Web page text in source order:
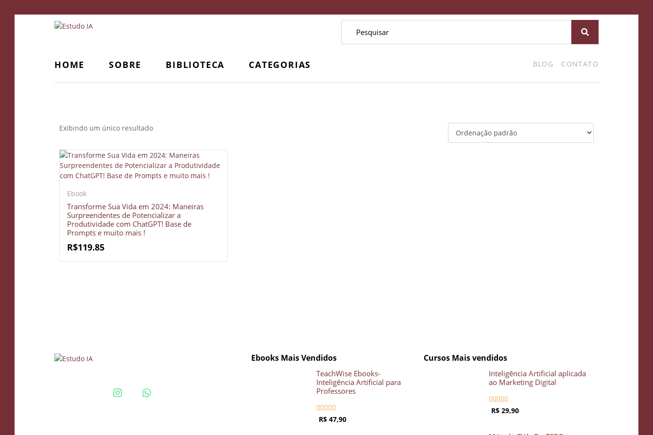
HOME SOBRE BIBLIOTECA CATEGORIAS BLOG CONTATO
Exibindo um único resultado
Ebook
Transforme Sua Vida em 2024: Maneiras
Surpreendentes de Potencializar a
Produtividade com ChatGPT! Base de
Prompts e muito mais !
R$119.85
Ebooks Mais Vendidos
TeachWise Ebooks-
Inteligência Artificial para
Professores

R$ 47,90
Cursos Mais vendidos
Inteligência Artificial aplicada
ao Marketing Digital

R$ 29,90